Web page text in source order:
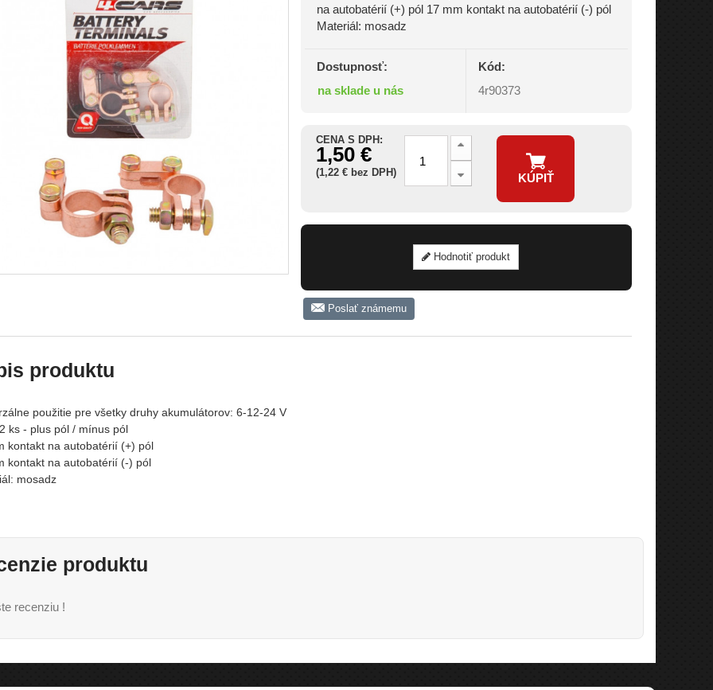
na autobatérií (+) pól 17 mm kontakt na autobatérií (-) pól
Materiál: mosadz
Dostupnosť:
na sklade u nás
Kód:
4r90373
CENA S DPH:
1,50 €
(1,22 € bez DPH) KÚPIŤ
Hodnotiť produkt
Poslať známemu
produktu
použitie pre všetky druhy akumulátorov: 6-12-24 V
ks - plus pól / mínus pól
kontakt na autobatérií (+) pól
kontakt na autobatérií (-) pól
mosadz
produktu
recenziu !